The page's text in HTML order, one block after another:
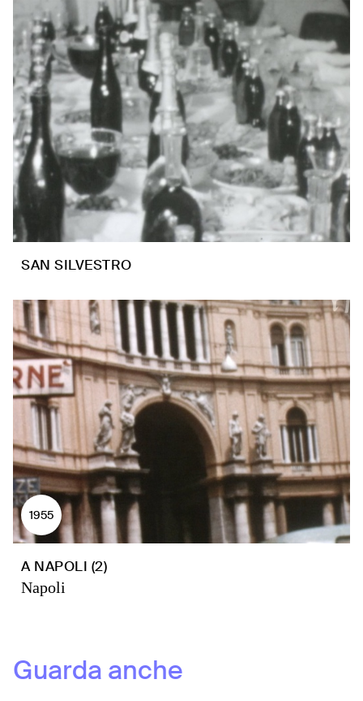
SAN SILVESTRO
1955
A NAPOLI (2)
Napoli
Guarda anche